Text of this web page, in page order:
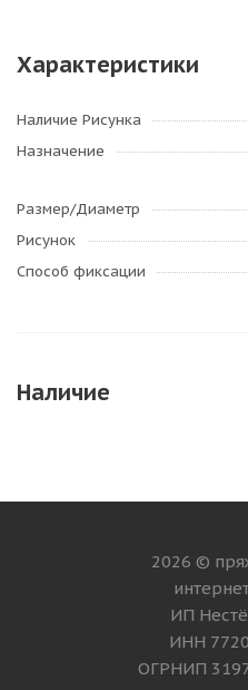
Характеристики
Наличие Рисунка
Назначение
Размер/Диаметр
Рисунок
Способ фиксации
Наличие
2026 ©
ИП
ИНН
ОГРНИП